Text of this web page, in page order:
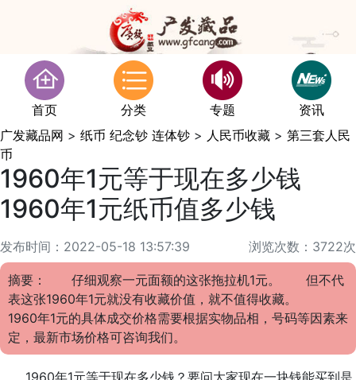
首页 分类 专题
资讯
广发藏品网 > 纸币 纪念钞 连体钞 > 人民币收藏 > 第三套人民
币
1960年1元等于现在多少钱
1960年1元纸币值多少钱
发布时间：2022-05-18 13:57:39 浏览次数：3722次
摘要： 仔细观察一元面额的这张拖拉机1元。 但不代
表这张1960年1元就没有收藏价值，就不值得收藏。
1960年1元的具体成交价格需要根据实物品相，号码等因素来
定，最新市场价格可咨询我们。